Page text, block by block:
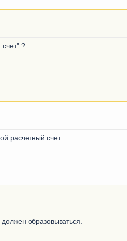
счет" ?
расчетный счет.
должен образовываться.